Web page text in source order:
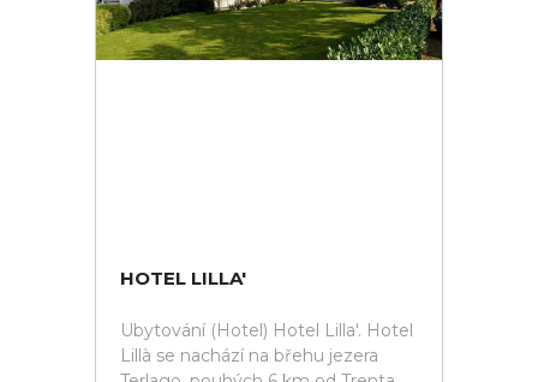
HOTEL LILLA'
Ubytování (Hotel) Hotel Lilla'. Hotel
Lillà se nachází na břehu jezera